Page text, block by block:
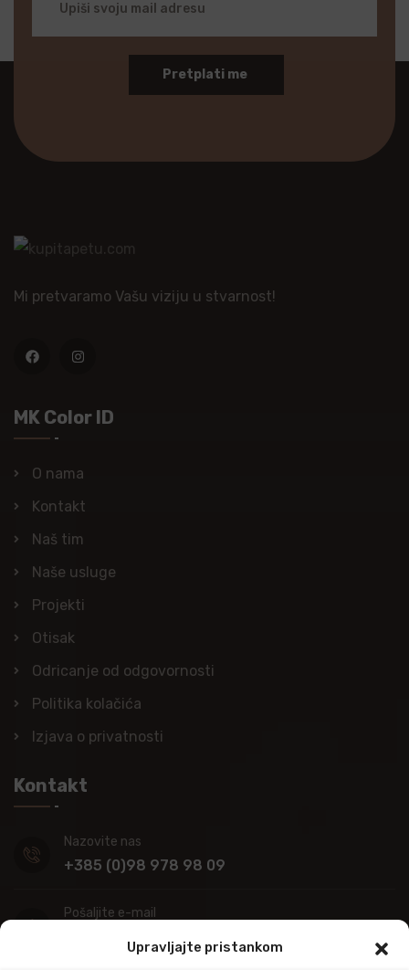
Upravljajte pristankom
Pretplati me
Mi pretvaramo Vašu viziju u stvarnost!
MK Color ID
O nama
Kontakt
Naš tim
Naše usluge
Projekti
Otisak
Odricanje od odgovornosti
Politika kolačića
Izjava o privatnosti
Kontakt
Nazovite nas
+385 (0)98 978 98 09
Pošaljite e-mail